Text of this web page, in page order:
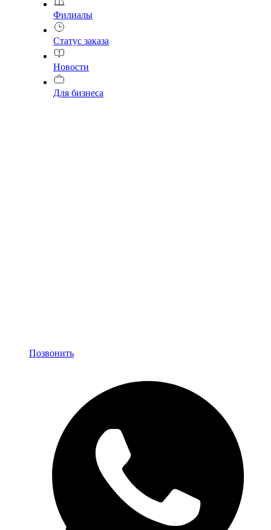
Филиалы
Статус заказа
Новости
Для бизнеса
Позвонить